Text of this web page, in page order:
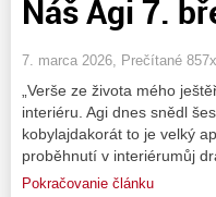
Náš Agi 7.
7. marca 2026, Prečítané
„Verše ze života mého
interiéru. Agi dnes snědl
kobylajdakorát to je velký
proběhnutí v interiérumůj
Pokračovanie článku